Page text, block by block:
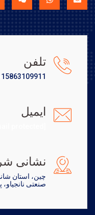
تلفن
ایمیل
نشانی
چین، استان
صنعتی نانجیاو،